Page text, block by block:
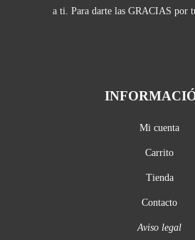
a ti. Para darte las GRACIAS por
Mi cuenta
Carrito
Tienda
Contacto
Aviso legal